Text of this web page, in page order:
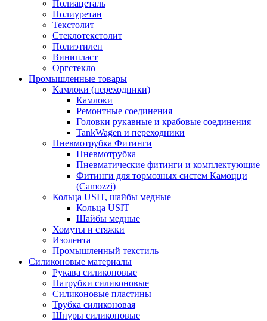
Полиацеталь
Полиуретан
Текстолит
Стеклотекстолит
Полиэтилен
Винипласт
Оргстекло
Промышленные товары
Камлоки (переходники)
Камлоки
Ремонтные соединения
Головки рукавные и крабовые соединения
TankWagen и переходники
Пневмотрубка Фитинги
Пневмотрубка
Пневматические фитинги и комплектующие
Фитинги для тормозных систем Камоцци
(Camozzi)
Кольца USIT, шайбы медные
Кольца USIT
Шайбы медные
Хомуты и стяжки
Изолента
Промышленный текстиль
Силиконовые материалы
Рукава силиконовые
Патрубки силиконовые
Силиконовые пластины
Трубка силиконовая
Шнуры силиконовые